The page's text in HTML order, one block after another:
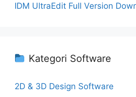
IDM UltraEdit Full Version
Kategori Software
2D & 3D Design Software